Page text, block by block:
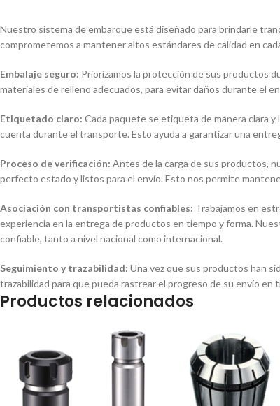
Nuestro sistema de embarque está diseñado para brindarle
comprometemos a mantener altos estándares de calidad en
Embalaje seguro: Priorizamos la protección de sus productos
materiales de relleno adecuados, para evitar daños durante el
Etiquetado claro: Cada paquete se etiqueta de manera clara
cuenta durante el transporte. Esto ayuda a garantizar una
Proceso de verificación: Antes de la carga de sus productos,
perfecto estado y listos para el envío. Esto nos permite
Asociación con transportistas confiables: Trabajamos en
experiencia en la entrega de productos en tiempo y forma.
confiable, tanto a nivel nacional como internacional.
Seguimiento y trazabilidad: Una vez que sus productos han
trazabilidad para que pueda rastrear el progreso de su envío
Productos relacionados